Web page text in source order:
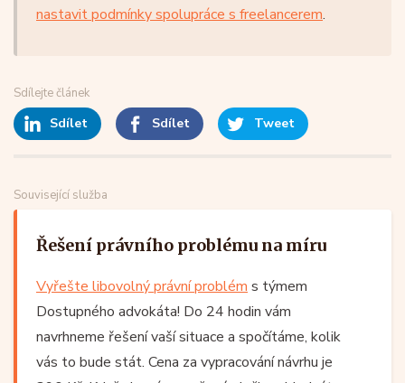
nastavit podmínky spolupráce s freelancerem.
Sdílejte článek
Sdílet Sdílet Tweet
Související služba
Řešení právního problému na míru
Vyřešte libovolný právní problém s týmem
Dostupného advokáta! Do 24 hodin vám
navrhneme řešení vaší situace a spočítáme, kolik
vás to bude stát. Cena za vypracování návrhu je